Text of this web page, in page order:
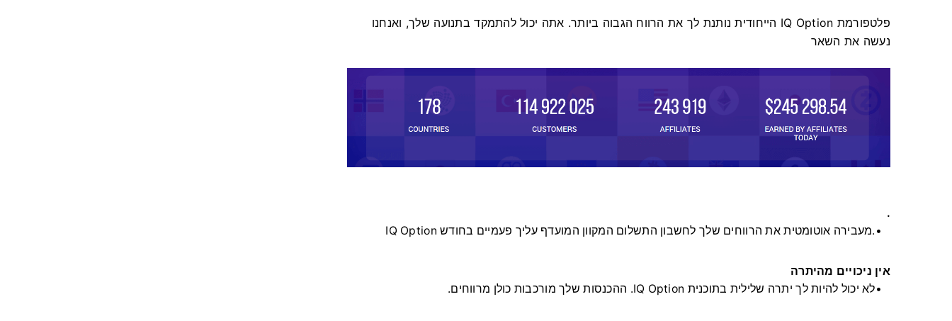
פלטפורמת IQ Option הייחודית נותנת לך את הרווח הגבוה ביותר. אתה יכול להתמקד בתנועה שלך, ואנחנו
נעשה את השאר
.
IQ Option מעבירה אוטומטית את הרווחים שלך לחשבון התשלום המקוון המועדף עליך פעמיים בחודש.
אין ניכויים מהיתרה
לא יכול להיות לך יתרה שלילית בתוכנית IQ Option. ההכנסות שלך מורכבות כולן מרווחים.